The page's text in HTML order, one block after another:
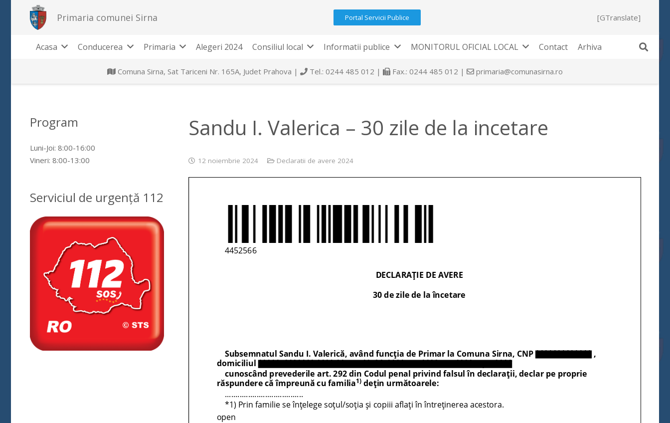
Primaria comunei Sirna Portal Servicii Publice [GTranslate]
Acasa Conducerea Primaria Alegeri 2024 Consiliul local Informatii publice MONITORUL OFICIAL LOCAL Contact Arhiva
Comuna Sirna, Sat Tariceni Nr. 165A, Judet Prahova | Tel.: 0244 485 012 | Fax.: 0244 485 012 | primaria@comunasirna.ro
Sandu I. Valerica – 30 zile de la incetare
12 noiembrie 2024 Declaratii de avere 2024
Program
Luni-Joi: 8:00-16:00
Vineri: 8:00-13:00
Serviciul de urgență 112